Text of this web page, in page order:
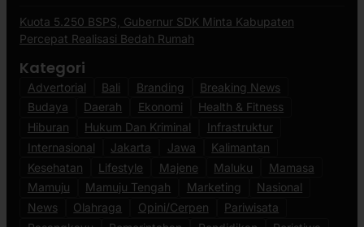
Kuota 5.250 BSPS, Gubernur SDK Minta Kabupaten
Percepat Realisasi Bedah Rumah
Kategori
Advertorial Bali Branding
Breaking News
Budaya
Daerah Ekonomi
Health & Fitness
Hiburan
Hukum Dan Kriminal
Infrastruktur
Internasional
Jakarta Jawa
Kalimantan
Kesehatan
Lifestyle Majene Maluku
Mamasa
Mamuju
Mamuju Tengah Marketing
Nasional
News
Olahraga Opini/Cerpen
Pariwisata